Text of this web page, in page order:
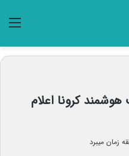
کرونا اعلام